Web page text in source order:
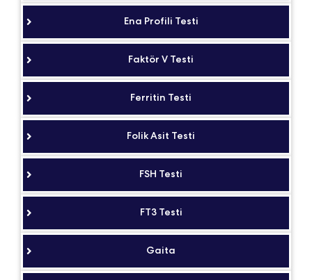
Ena Profili Testi
Faktör V Testi
Ferritin Testi
Folik Asit Testi
FSH Testi
FT3 Testi
Gaita